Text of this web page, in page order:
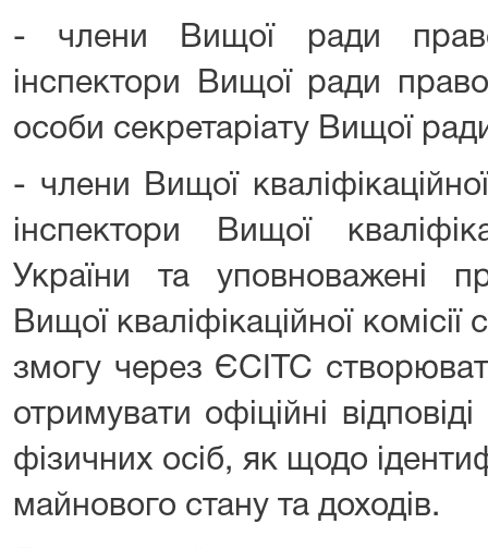
- члени Вищої ради
інспектори Вищої ради
особи секретаріату Вищої
- члени Вищої
інспектори Вищої
України та уповноважені
Вищої кваліфікаційної
змогу через ЄСІТС
отримувати офіційні
фізичних осіб, як щодо
майнового стану та доходів.